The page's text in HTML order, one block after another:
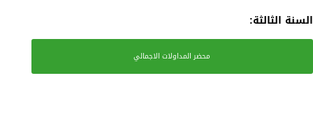
السنة الثالثة:
محضر المداولات الاجمالي